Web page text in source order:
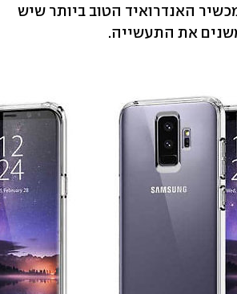
האנדרואיד הטוב ביותר שיש
את התעשייה.